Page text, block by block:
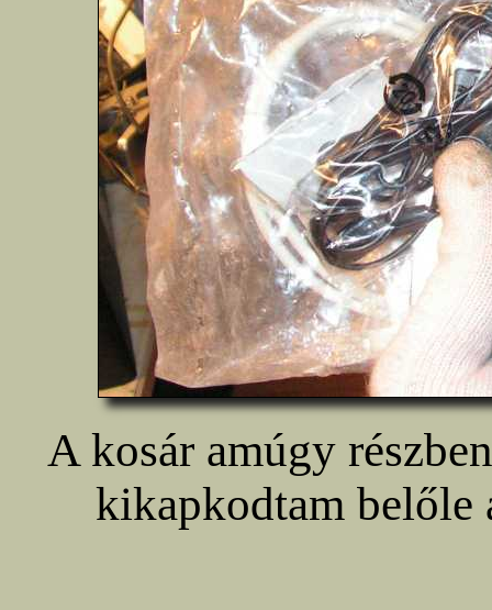
A kosár amúgy
kikapkodtam belőle